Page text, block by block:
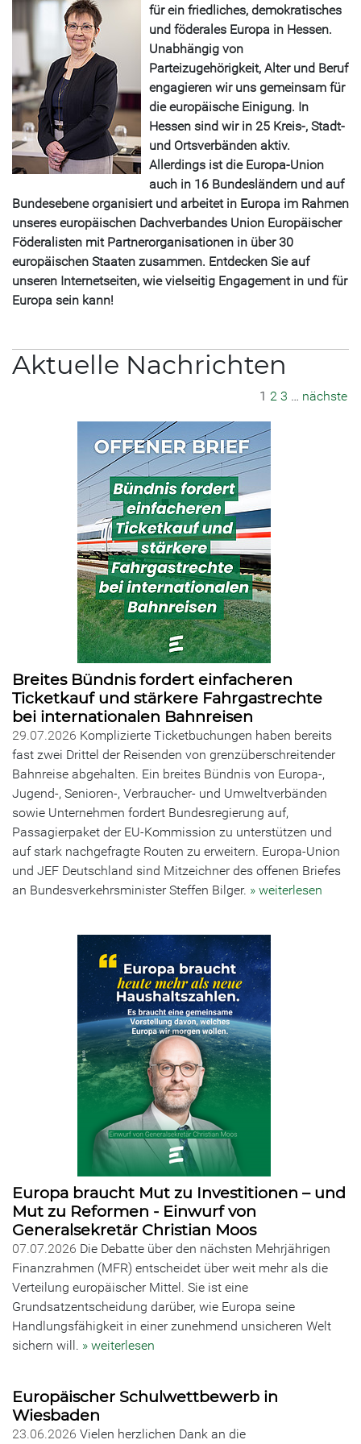
für ein friedliches, demokratisches
und föderales Europa in Hessen.
Unabhängig von
Parteizugehörigkeit, Alter und Beruf
engagieren wir uns gemeinsam für
die europäische Einigung. In
Hessen sind wir in 25 Kreis-, Stadt-
und Ortsverbänden aktiv.
Allerdings ist die Europa-Union
auch in 16 Bundesländern und auf
Bundesebene organisiert und arbeitet in Europa im Rahmen
unseres europäischen Dachverbandes Union Europäischer
Föderalisten mit Partnerorganisationen in über 30
europäischen Staaten zusammen. Entdecken Sie auf
unseren Internetseiten, wie vielseitig Engagement in und für
Europa sein kann!
Aktuelle Nachrichten
1 2 3 … nächste
Breites Bündnis fordert einfacheren
Ticketkauf und stärkere Fahrgastrechte
bei internationalen Bahnreisen
29.07.2026 Komplizierte Ticketbuchungen haben bereits
fast zwei Drittel der Reisenden von grenzüberschreitender
Bahnreise abgehalten. Ein breites Bündnis von Europa-,
Jugend-, Senioren-, Verbraucher- und Umweltverbänden
sowie Unternehmen fordert Bundesregierung auf,
Passagierpaket der EU-Kommission zu unterstützen und
auf stark nachgefragte Routen zu erweitern. Europa-Union
und JEF Deutschland sind Mitzeichner des offenen Briefes
an Bundesverkehrsminister Steffen Bilger. » weiterlesen
Europa braucht Mut zu Investitionen – und
Mut zu Reformen - Einwurf von
Generalsekretär Christian Moos
07.07.2026 Die Debatte über den nächsten Mehrjährigen
Finanzrahmen (MFR) entscheidet über weit mehr als die
Verteilung europäischer Mittel. Sie ist eine
Grundsatzentscheidung darüber, wie Europa seine
Handlungsfähigkeit in einer zunehmend unsicheren Welt
sichern will. » weiterlesen
Europäischer Schulwettbewerb in
Wiesbaden
23.06.2026 Vielen herzlichen Dank an die